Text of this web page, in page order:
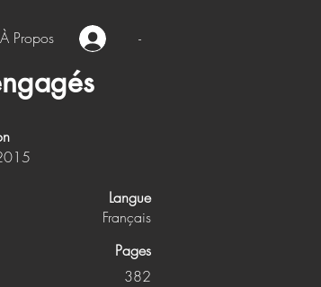
À Propos -
Langue
Français
Pages
382